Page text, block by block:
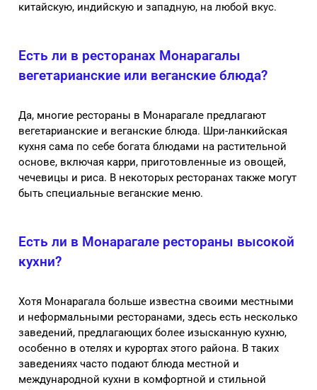
китайскую, индийскую и западную, на любой вкус.
Есть ли в ресторанах Монарагалы
вегетарианские или веганские блюда?
Да, многие рестораны в Монарагале предлагают
вегетарианские и веганские блюда. Шри-ланкийская
кухня сама по себе богата блюдами на растительной
основе, включая карри, приготовленные из овощей,
чечевицы и риса. В некоторых ресторанах также могут
быть специальные веганские меню.
Есть ли в Монарагале рестораны высокой
кухни?
Хотя Монарагала больше известна своими местными
и неформальными ресторанами, здесь есть несколько
заведений, предлагающих более изысканную кухню,
особенно в отелях и курортах этого района. В таких
заведениях часто подают блюда местной и
международной кухни в комфортной и стильной